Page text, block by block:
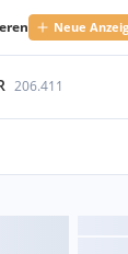
Neue
206.411